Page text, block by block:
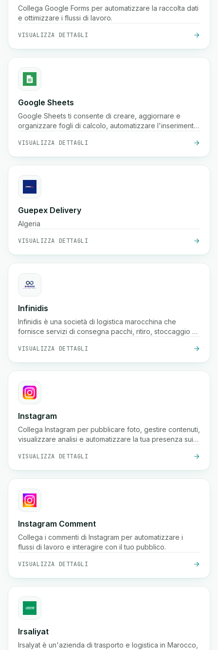
Collega Google Forms per automatizzare la raccolta dati
e ottimizzare i flussi di lavoro.
VISUALIZZA DETTAGLI
Google Sheets
Google Sheets ti consente di creare, aggiornare e
organizzare fogli di calcolo, automatizzare l'inserimento
lavoro per una migliore collaborazione e informazioni.
VISUALIZZA DETTAGLI
Guepex Delivery
Algeria
VISUALIZZA DETTAGLI
Infinidis
Infinidis è una società di logistica marocchina che
fornisce servizi di consegna pacchi, ritiro, stoccaggio e
spedizione rapida come la consegna in 24 ore e il
monitoraggio in tempo reale.
VISUALIZZA DETTAGLI
Instagram
Collega Instagram per pubblicare foto, gestire contenuti,
visualizzare analisi e automatizzare la tua presenza sui
VISUALIZZA DETTAGLI
Instagram Comment
Collega i commenti di Instagram per automatizzare i
flussi di lavoro e interagire con il tuo pubblico.
VISUALIZZA DETTAGLI
Irsaliyat
Irsalyat è un'azienda di trasporto e logistica in Marocco,